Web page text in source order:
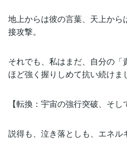
地上からは彼の言葉、天上から
接攻撃。
それでも、私はまだ、自分の
ほど強く握りしめて抗い続けま
【転換：宇宙の強行突破、そし
説得も、泣き落としも、エネル